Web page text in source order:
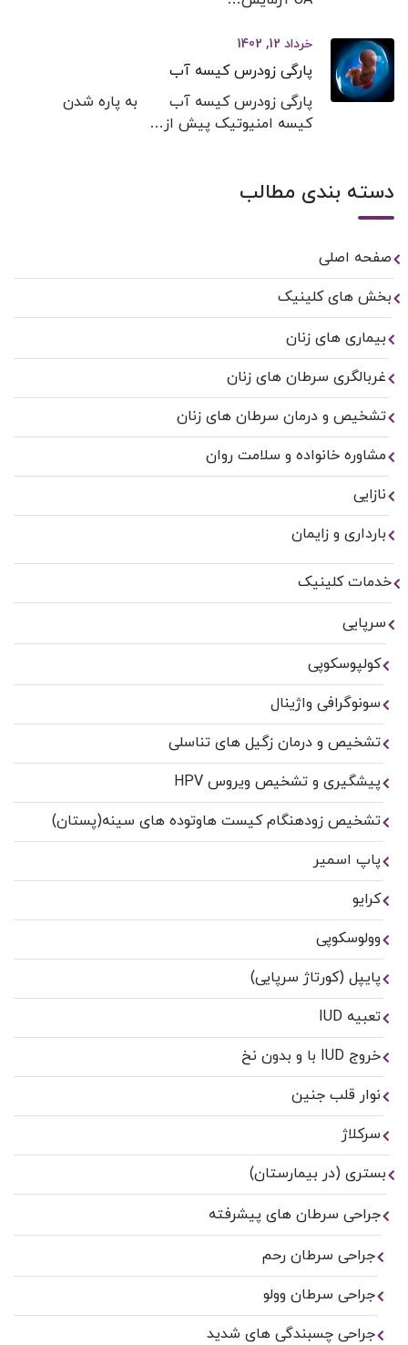
خرداد 12, 1402
پارگی زودرس کیسه آب
پارگی زودرس کیسه آب به پاره شدن
کیسه امنیوتیک پیش از…
دسته بندی مطالب
صفحه اصلی
بخش های کلینیک
بیماری های زنان
غربالگری سرطان های زنان
تشخیص و درمان سرطان های زنان
مشاوره خانواده و سلامت روان
نازایی
بارداری و زایمان
خدمات کلینیک
سرپایی
کولپوسکوپی
سونوگرافی واژینال
تشخیص و درمان زگیل های تناسلی
پیشگیری و تشخیص ویروس HPV
تشخیص زودهنگام کیست هاوتوده های سینه(پستان)
پاپ اسمیر
کرایو
وولوسکوپی
پایپل (کورتاژ سرپایی)
تعبیه IUD
خروج IUD با و بدون نخ
نوار قلب جنین
سرکلاژ
بستری (در بیمارستان)
جراحی سرطان های پیشرفته
جراحی سرطان رحم
جراحی سرطان وولو
جراحی چسبندگی های شدید